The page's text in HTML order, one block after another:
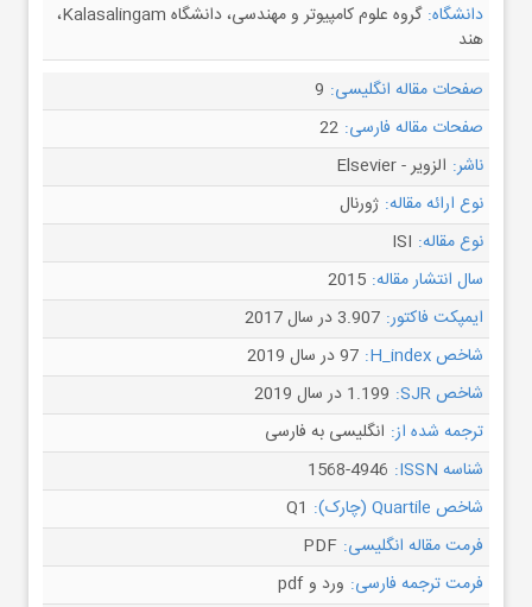
دانشگاه:
گروه علوم کامپیوتر و مهندسی، دانشگاه Kalasalingam،
هند
صفحات مقاله انگلیسی: 9
صفحات مقاله فارسی: 22
ناشر: الزویر - Elsevier
نوع ارائه مقاله: ژورنال
نوع مقاله: ISI
سال انتشار مقاله: 2015
ایمپکت فاکتور: 3.907 در سال 2017
شاخص H_index:
97 در سال 2019
شاخص SJR:
1.199 در سال 2019
ترجمه شده از: انگلیسی به فارسی
شناسه ISSN:
1568-4946
شاخص Quartile (چارک):
Q1
فرمت مقاله انگلیسی: PDF
فرمت ترجمه فارسی: ورد و pdf